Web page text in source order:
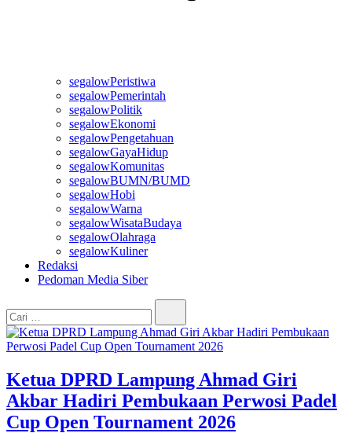
segalowPeristiwa
segalowPemerintah
segalowPolitik
segalowEkonomi
segalowPengetahuan
segalowGayaHidup
segalowKomunitas
segalowBUMN/BUMD
segalowHobi
segalowWarna
segalowWisataBudaya
segalowOlahraga
segalowKuliner
Redaksi
Pedoman Media Siber
Ketua DPRD Lampung Ahmad Giri
Akbar Hadiri Pembukaan Perwosi Padel
Cup Open Tournament 2026